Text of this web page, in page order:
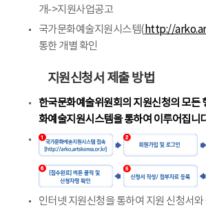
개->지원사업공고
국가문화예술지원시스템( http://
통한 개별 확인
지원신청서 제출 방법
한국문화예술위원회의 지원신청의 모든
화예술지원시스템을 통하여 이루어집니
인터넷 지원신청을 통하여 지원 신청서와